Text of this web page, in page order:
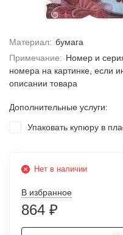
Материал: бумага
Примечание: Номер и
номера на картинке, если
описании товара
Дополнительные услуги:
Упаковать купюру в
Нет в наличии
В избранное
864 ₽